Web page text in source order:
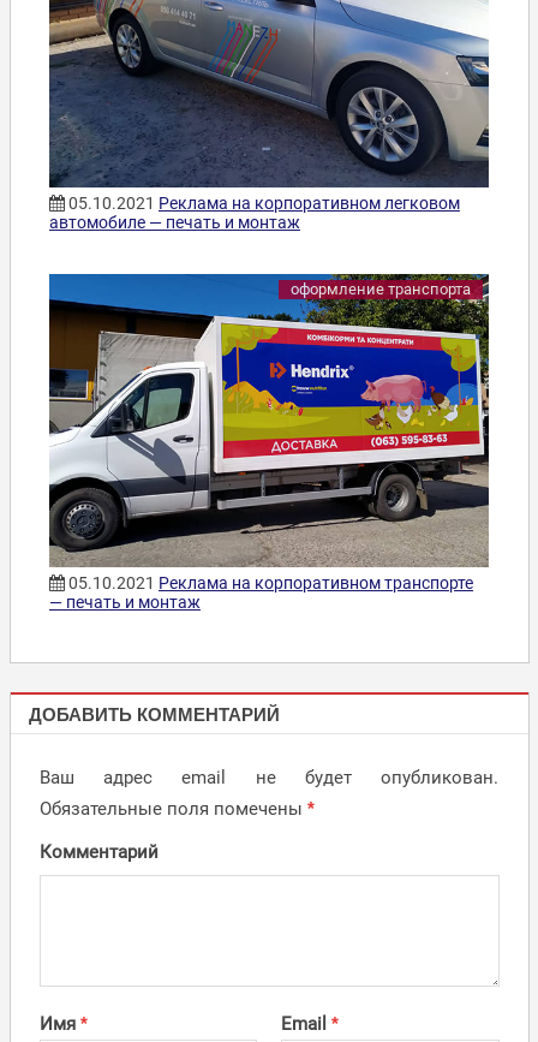
05.10.2021 Реклама на корпоративном легковом
автомобиле — печать и монтаж
оформление транспорта
05.10.2021 Реклама на корпоративном транспорте
— печать и монтаж
ОФОРМЛЕНИЕ
ТРАНСПОРТА
ДОБАВИТЬ КОММЕНТАРИЙ
Ваш адрес email не будет опубликован.
Обязательные поля помечены *
Комментарий
Имя * Email *